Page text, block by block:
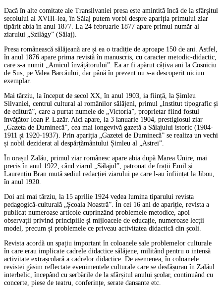
Dacă în alte comitate ale Transilvaniei presa este amintită încă de la sfârșitul
secolului al XVIII-lea, în Sălaj putem vorbi despre apariția primului ziar
tipărit abia în anul 1877. La 24 februarie 1877 apare primul număr al
ziarului „Szilágy” (Sălaj).
Presa românească sălăjeană are și ea o tradiție de aproape 150 de ani. Astfel,
în anul 1876 apare prima revistă în manuscris, cu caracter metodic-didactic,
care s-a numit „Amicul învățătorului”. Ea ar fi apărut câțiva ani la Cosniciu
de Sus, pe Valea Barcăului, dar până în prezent nu s-a descoperit niciun
exemplar.
Mai târziu, la început de secol XX, în anul 1903, ia ființă, la Șimleu
Silvaniei, centrul cultural al românilor sălăjeni, primul „Institut tipografic și
de editură”, care a purtat numele de „Victoria”, proprietar fiind fostul
învățător Ioan P. Lazăr. Aici apare, la 3 ianuarie 1904, prestigiosul ziar
„Gazeta de Duminecă”, cea mai longevivă gazetă a Sălajului istoric (1904-
1911 și 1920-1937). Prin apariția „Gazetei de Duminecă” se realiza un vechi
și nobil deziderat al despărțământului Șimleu al „Astrei”.
În orașul Zalău, primul ziar românesc apare abia după Marea Unire, mai
precis în anul 1922, când ziarul „Sălajul”, patronat de frații Emil și
Laurențiu Bran mută sediul redacției ziarului pe care l-au înființat la Jibou,
în anul 1920.
Doi ani mai târziu, la 15 aprilie 1924 vedea lumina tiparului revista
pedagogică-culturală „Școala Noastră”. În cei 16 ani de apariție, revista a
publicat numeroase articole cuprinzând problemele metodice, apoi
observații privind principiile și mijloacele de educație, numeroase lecții
model, precum și problemele ce priveau activitatea didactică din școli.
Revista acordă un spațiu important în coloanele sale problemelor culturale
în care erau implicate cadrele didactice sălăjene, militând pentru o intensă
activitate extrașcolară a cadrelor didactice. De asemenea, în coloanele
revistei găsim reflectate evenimentele culturale care se desfășurau în Zalăul
interbelic, începând cu serbările de la sfârșitul anului școlar, continuând cu
concerte, piese de teatru, conferințe, serate dansante etc.